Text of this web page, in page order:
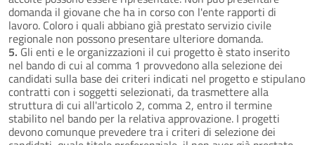
domanda il giovane che ha in corso con l'ente rapporti di
lavoro. Coloro i quali abbiano già prestato servizio civile
regionale non possono presentare ulteriore domanda.
5. Gli enti e le organizzazioni il cui progetto è stato inserito
nel bando di cui al comma 1 provvedono alla selezione dei
candidati sulla base dei criteri indicati nel progetto e stipulano
contratti con i soggetti selezionati, da trasmettere alla
struttura di cui all'articolo 2, comma 2, entro il termine
stabilito nel bando per la relativa approvazione. I progetti
devono comunque prevedere tra i criteri di selezione dei